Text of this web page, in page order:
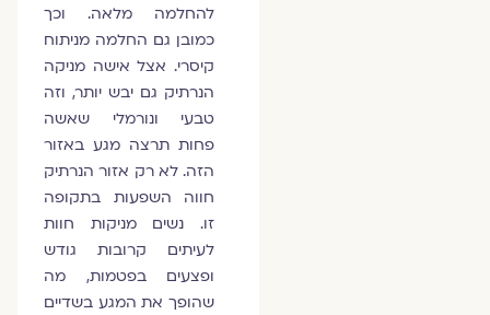
להחלמה מלאה. וכך
כמובן גם החלמה מניתוח
קיסרי. אצל אישה מניקה
הנרתיק גם יבש יותר, וזה
טבעי ונורמלי שאשה
פחות תרצה מגע באזור
הזה. לא רק אזור הנרתיק
חווה השפעות בתקופה
זו. נשים מניקות חוות
לעיתים קרובות גודש
ופצעים בפטמות, מה
שהופך את המגע בשדיים